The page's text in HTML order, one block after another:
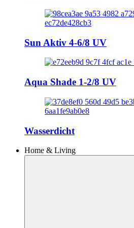
Sun Aktiv 4-6/8 UV
Aqua Shade 1-2/8 UV
Wasserdicht
Home & Living